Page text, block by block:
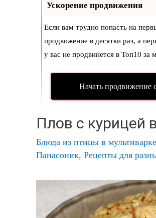
Ускорение продвижения
Если вам трудно попасть на
продвижение в десятки раз, а
у вас не продвинется в Топ10 за
Начать продвижение
Плов с курицей
Блюда из птицы в мультиварке
Панасоник, Рецепты для